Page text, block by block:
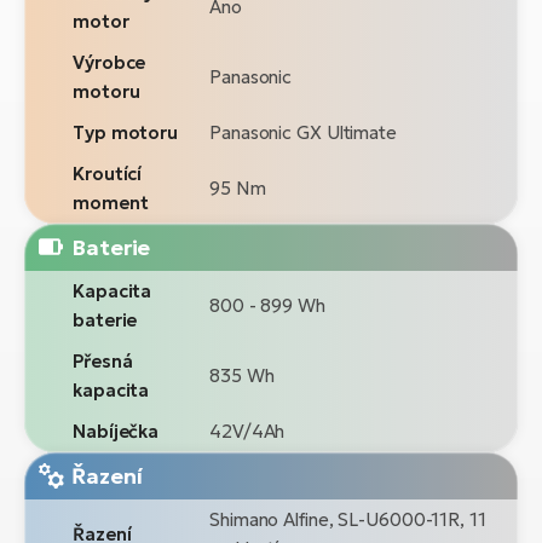
motor
Ano
Výrobce
motoru
Panasonic
Typ motoru
Panasonic GX Ultimate
Kroutící
moment
95 Nm
Baterie
Kapacita
baterie
800 - 899 Wh
Přesná
kapacita
835 Wh
Nabíječka 42V/4Ah
Řazení
Řazení
Shimano Alfine, SL-U6000-11R, 11